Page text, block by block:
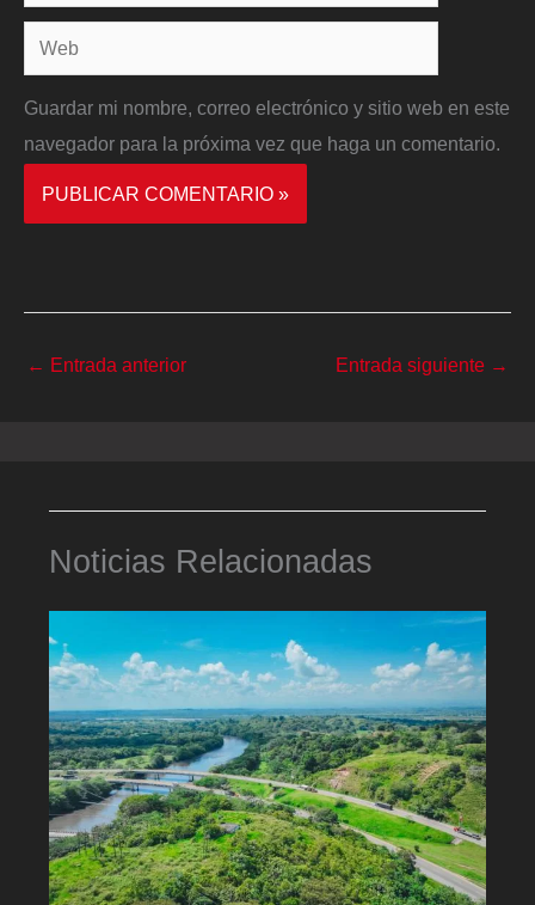
electrónico*
Web
Guardar mi nombre, correo electrónico y sitio web en este
navegador para la próxima vez que haga un comentario.
← Entrada anterior Entrada siguiente →
Noticias Relacionadas